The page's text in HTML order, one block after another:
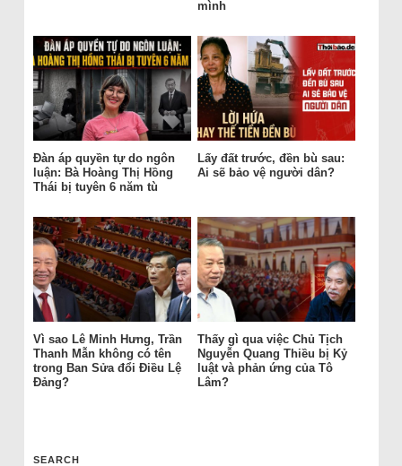
mình
Đàn áp quyền tự do ngôn
luận: Bà Hoàng Thị Hồng
Thái bị tuyên 6 năm tù
Lấy đất trước, đền bù sau:
Ai sẽ bảo vệ người dân?
Vì sao Lê Minh Hưng, Trần
Thanh Mẫn không có tên
trong Ban Sửa đổi Điều Lệ
Đảng?
Thấy gì qua việc Chủ Tịch
Nguyễn Quang Thiều bị Kỷ
luật và phản ứng của Tô
Lâm?
SEARCH